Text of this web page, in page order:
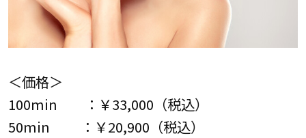
＜価格＞
100min ：￥33,000（税込）
50min ：￥20,900（税込）